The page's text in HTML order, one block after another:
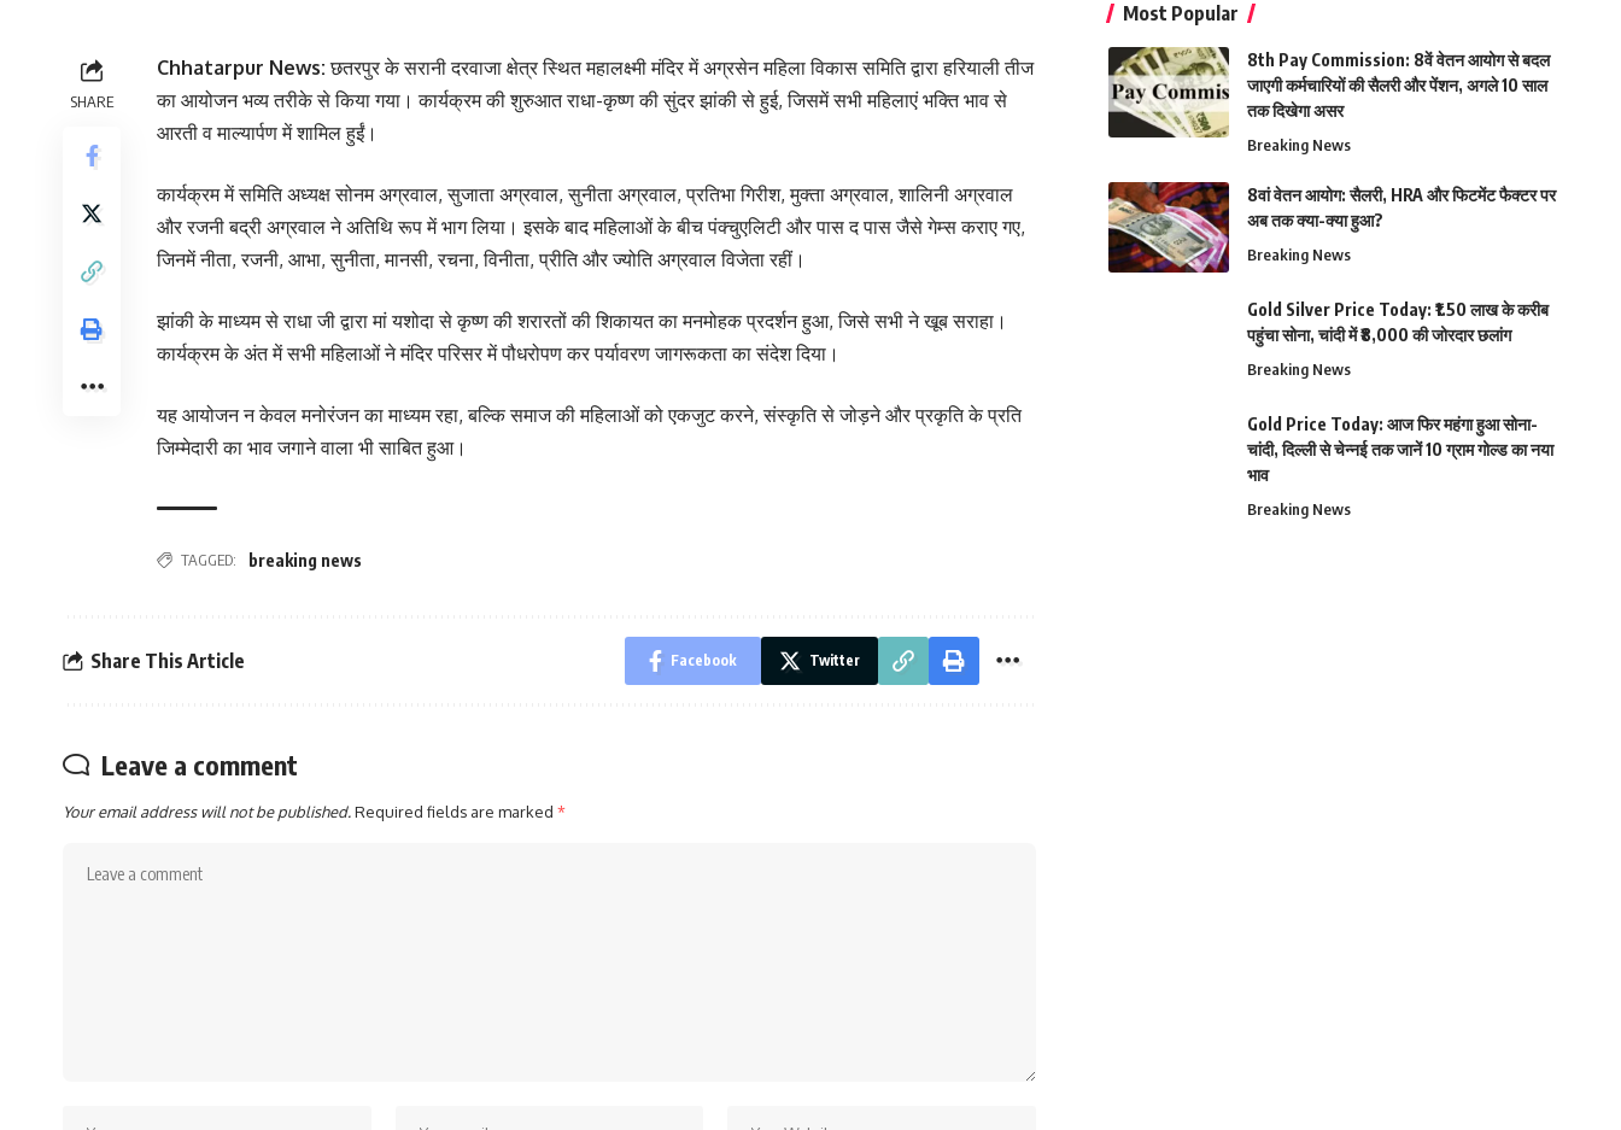
SHARE
Chhatarpur News:छतरपुर के सरानी दरवाजा क्षेत्र स्थित महालक्ष्मी मंदिर में अग्रसेन महिला विकास समिति द्वारा हरियाली तीज
का आयोजन भव्य तरीके से किया गया। कार्यक्रम की शुरुआत राधा-कृष्ण की सुंदर झांकी से हुई, जिसमें सभी महिलाएं भक्ति भाव से
आरती व माल्यार्पण में शामिल हुईं।
कार्यक्रम में समिति अध्यक्ष सोनम अग्रवाल, सुजाता अग्रवाल, सुनीता अग्रवाल, प्रतिभा गिरीश, मुक्ता अग्रवाल, शालिनी अग्रवाल
और रजनी बद्री अग्रवाल ने अतिथि रूप में भाग लिया। इसके बाद महिलाओं के बीच पंक्चुएलिटी और पास द पास जैसे गेम्स कराए गए,
जिनमें नीता, रजनी, आभा, सुनीता, मानसी, रचना, विनीता, प्रीति और ज्योति अग्रवाल विजेता रहीं।
झांकी के माध्यम से राधा जी द्वारा मां यशोदा से कृष्ण की शरारतों की शिकायत का मनमोहक प्रदर्शन हुआ, जिसे सभी ने खूब सराहा।
कार्यक्रम के अंत में सभी महिलाओं ने मंदिर परिसर में पौधरोपण कर पर्यावरण जागरूकता का संदेश दिया।
यह आयोजन न केवल मनोरंजन का माध्यम रहा, बल्कि समाज की महिलाओं को एकजुट करने, संस्कृति से जोड़ने और प्रकृति के प्रति
जिम्मेदारी का भाव जगाने वाला भी साबित हुआ।
TAGGED: breaking news
Share This Article Facebook Twitter
Leave a comment
Your email address will not be published.Required fields are marked *
Most Popular
8th Pay Commission: 8वें वेतन आयोग से बदल
जाएगी कर्मचारियों की सैलरी और पेंशन, अगले 10 साल
तक दिखेगा असर
Breaking News
8वां वेतन आयोग: सैलरी, HRA और फिटमेंट फैक्टर पर
अब तक क्या-क्या हुआ?
Breaking News
Gold Silver Price Today: ₹1.50 लाख के करीब
पहुंचा सोना, चांदी में ₹8,000 की जोरदार छलांग
Breaking News
Gold Price Today: आज फिर महंगा हुआ सोना-
चांदी, दिल्ली से चेन्नई तक जानें 10 ग्राम गोल्ड का नया
भाव
Breaking News